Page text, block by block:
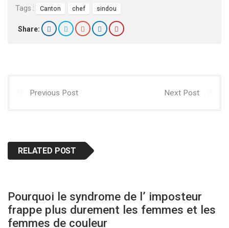
Tags : Canton chef sindou
Share:
Previous Post Next Post
RELATED POST
Pourquoi le syndrome de l’ imposteur
frappe plus durement les femmes et les
femmes de couleur